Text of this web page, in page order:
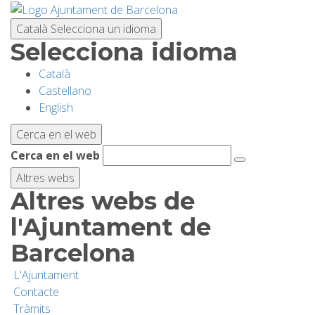
Català Selecciona un idioma
Selecciona idioma
Català
Castellano
English
Cerca en el web
Cerca en el web
Altres webs
Altres webs de
l'Ajuntament de
Barcelona
L'Ajuntament
Contacte
Tràmits
Vés
contingut
PLANIFICA LA VISITA
BIODIVERSITAT
ACTIVITATS
ESCOLES
RECERCA I CONSERVACIÓ
SOSTENIBILITAT